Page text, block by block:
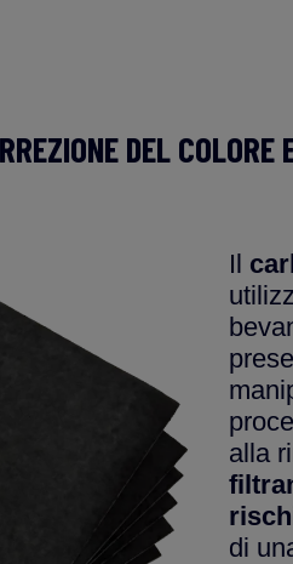
DEL COLORE
Il
alla
di